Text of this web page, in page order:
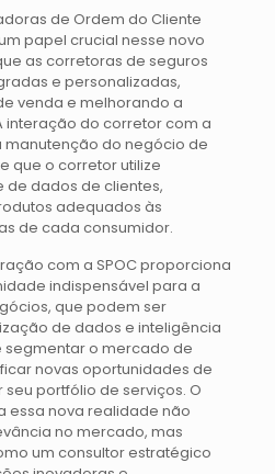
de Ordem do Cliente
papel crucial nesse novo
as corretoras de seguros
e personalizadas,
venda e melhorando a
interação do corretor com a
manutenção do negócio de
que o corretor utilize
dados de clientes,
adequados às
de cada consumidor.
com a SPOC proporciona
indispensável para a
que podem ser
de dados e inteligência
o mercado de
novas oportunidades de
portfólio de serviços. O
essa nova realidade não
no mercado, mas
um consultor estratégico